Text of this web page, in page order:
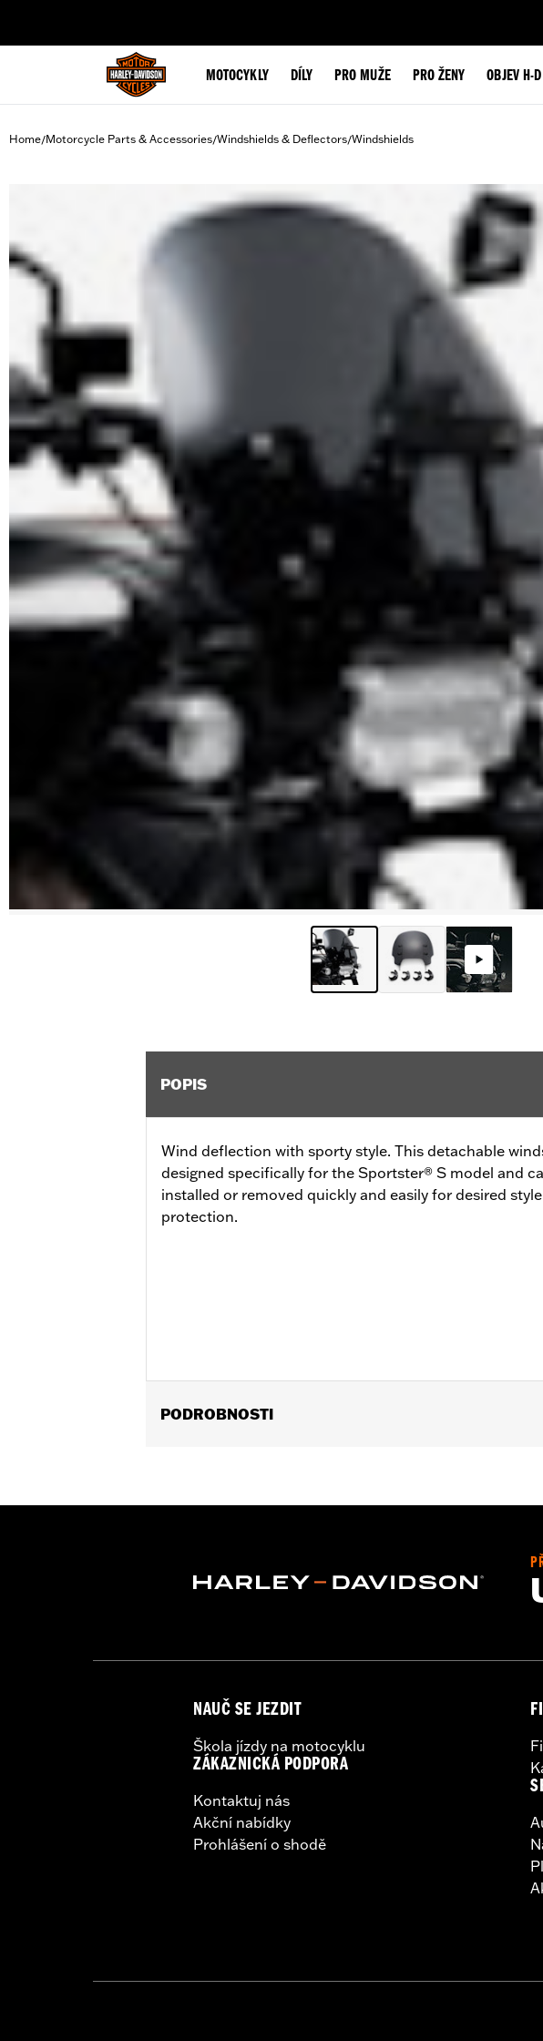
MOTOCYKLY DÍLY PRO MUŽE PRO ŽENY OBJEV H-D
Home/Motorcycle Parts & Accessories/Windshields & Deflectors/Windshields
POPIS
Wind deflection with sporty style. This detachable
designed specifically for the Sportster® S model and
installed or removed quickly and easily for desired
protection.
PODROBNOSTI
Mounting Style:Quick-release
In the Box:Complete windshield with all mounting
NAUČ SE JEZDIT
Škola jízdy na motocyklu
ZÁKAZNICKÁ PODPORA
Kontaktuj nás
Akční nabídky
Prohlášení o shodě